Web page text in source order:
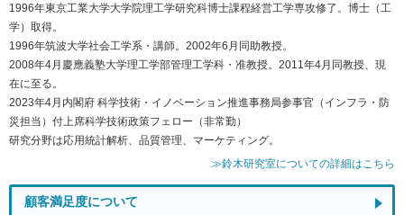
1996年東京工業大学大学院理工学研究科博士課程経営工学専攻修了。博士（工
学）取得。
1996年筑波大学社会工学系・講師。2002年6月同助教授。
2008年4月慶應義塾大学理工学部管理工学科・准教授。2011年4月同教授、現
在に至る。
2023年4月内閣府 科学技術・イノベーション推進事務局参事官（インフラ・防
災担当）付上席科学技術政策フェロー（非常勤）
研究分野は応用統計解析、品質管理、マーケティング。
≫鈴木研究室についての詳細はこちら
顧客満足度について